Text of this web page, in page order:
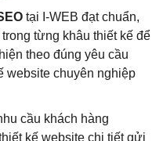
tại I-WEB đạt chuẩn,
từng khâu thiết kế để
theo đúng yêu cầu
website chuyên nghiệp
cầu khách hàng
kế website chi tiết gửi